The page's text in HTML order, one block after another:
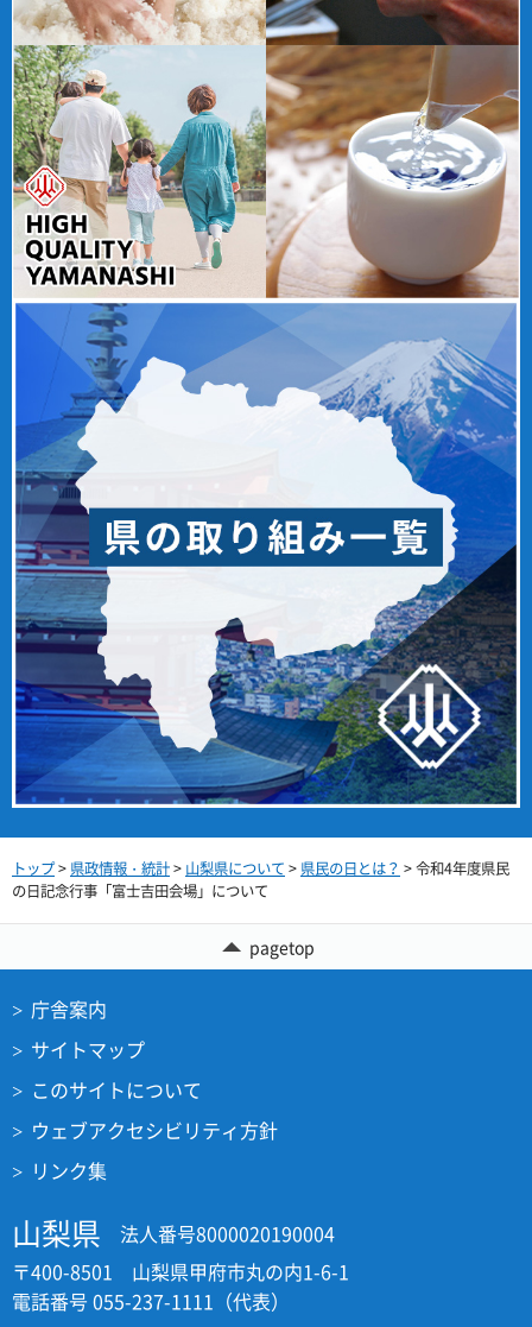
トップ> 県政情報・統計> 山梨県について > 県民の日とは？ > 令和4年度県民
の日記念行事「富士吉田会場」について
pagetop
庁舎案内
サイトマップ
このサイトについて
ウェブアクセシビリティ方針
リンク集
山梨県
法人番号8000020190004
〒400-8501 山梨県甲府市丸の内1-6-1
電話番号 055-237-1111（代表）